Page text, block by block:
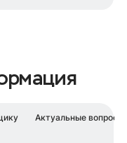
Актуальные вопросы